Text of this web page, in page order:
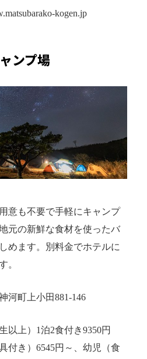
kogen.jp
ンプ場
意も不要で手軽にキャンプ
元の新鮮な食材を使ったバ
めます。別料金でホテルに
。
河町上小田881-146
以上）1泊2食付き9350円
付き）6545円～、幼児（食